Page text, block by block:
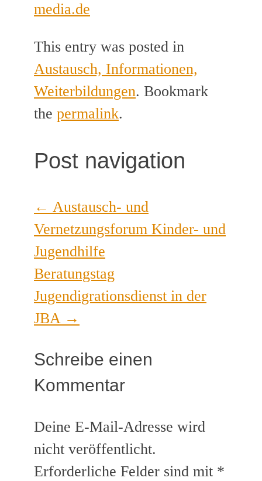
media.de
This entry was posted in
Austausch, Informationen,
Weiterbildungen. Bookmark
the permalink.
Post navigation
← Austausch- und
Vernetzungsforum Kinder- und
Jugendhilfe
Beratungstag
Jugendigrationsdienst in der
JBA →
Schreibe einen
Kommentar
Deine E-Mail-Adresse wird
nicht veröffentlicht.
Erforderliche Felder sind mit *